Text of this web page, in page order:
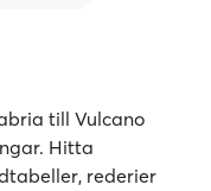
till Vulcano
Hitta
rederier